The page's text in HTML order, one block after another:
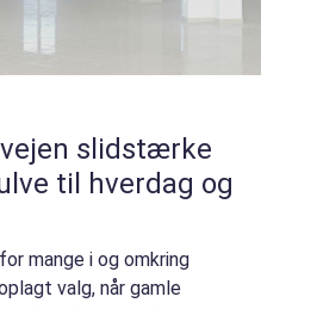
til hverdag og
mange i og omkring
valg, når gamle